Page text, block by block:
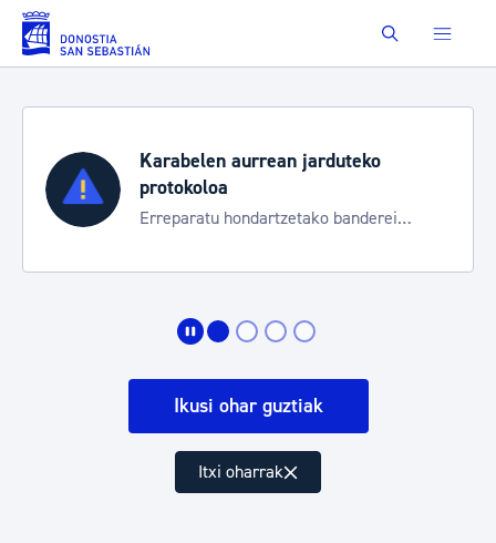
Eduki nagusira joan Buscar
Karabelen aurrean jarduteko
protokoloa
Erreparatu hondartzetako banderei
Ikusi ohar guztiak
Itxi oharrak